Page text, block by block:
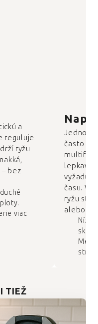
a
reguluje
ryžu
bez
viac
často
lepkavá,
času.
ryžu
alebo
TIEŽ